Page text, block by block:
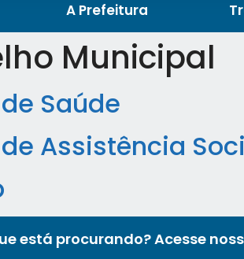
A Prefeitura
Municipal
Saúde
Assistência
está procurando? Acesse